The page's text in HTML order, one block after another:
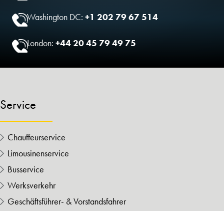
Washington DC:+1 202 79 67 514
London:+44 20 45 79 49 75
Service
Chauffeurservice
Limousinenservice
Busservice
Werksverkehr
Geschäftsführer- & Vorstandsfahrer